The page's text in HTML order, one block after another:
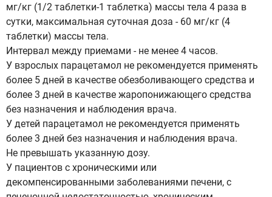
мг/кг (1/2 таблетки-1 таблетка) массы тела 4 раза в
сутки, максимальная суточная доза - 60 мг/кг (4
таблетки) массы тела.
Интервал между приемами - не менее 4 часов.
У взрослых парацетамол не рекомендуется применять
более 5 дней в качестве обезболивающего средства и
более 3 дней в качестве жаропонижающего средства
без назначения и наблюдения врача.
У детей парацетамол не рекомендуется применять
более 3 дней без назначения и наблюдения врача.
Не превышать указанную дозу.
У пациентов с хроническими или
декомпенсированными заболеваниями печени, с